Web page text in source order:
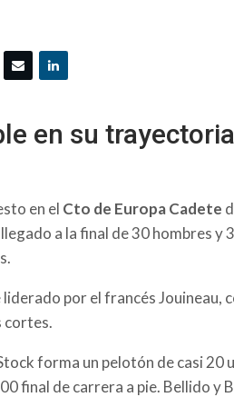
en su trayectoria
en el Cto de Europa Cadete
a la final de 30 hombres y
por el francés Jouineau,
cortes.
forma un pelotón de casi 20
final de carrera a pie. Bellido y